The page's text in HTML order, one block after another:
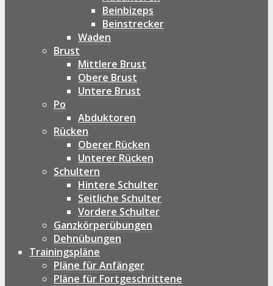
Beinbizeps
Beinstrecker
Waden
Brust
Mittlere Brust
Obere Brust
Untere Brust
Po
Abduktoren
Rücken
Oberer Rücken
Unterer Rücken
Schultern
Hintere Schulter
Seitliche Schulter
Vordere Schulter
Ganzkörperübungen
Dehnübungen
Trainingspläne
Pläne für Anfänger
Pläne für Fortgeschrittene